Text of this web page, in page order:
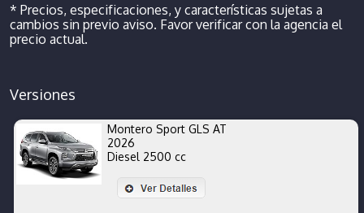
* Precios, especificaciones, y características sujetas a
cambios sin previo aviso. Favor verificar con la agencia el
precio actual.
Versiones
Montero Sport GLS AT
2026
Diesel 2500 cc